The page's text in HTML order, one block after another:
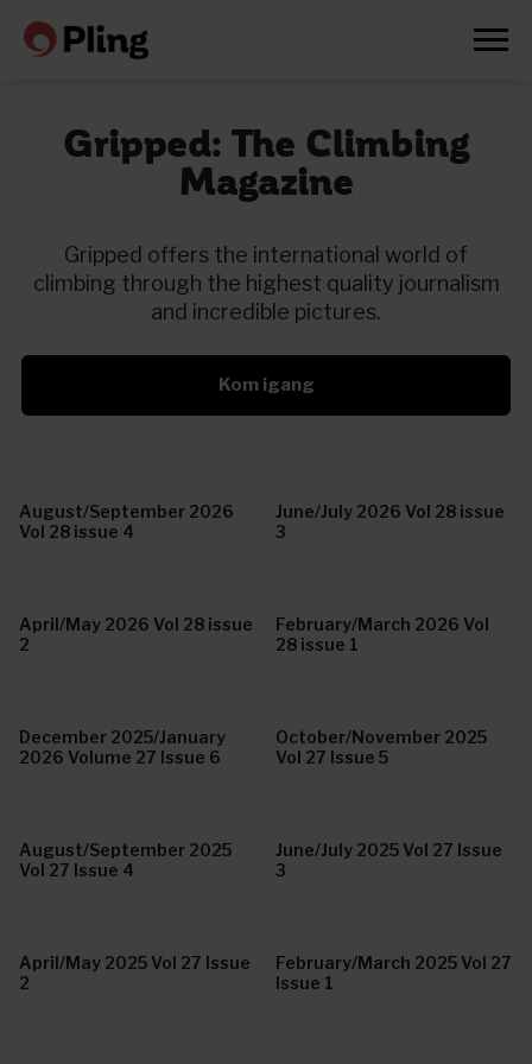
Gripped: The Climbing
Magazine
Gripped offers the international world of
climbing through the highest quality journalism
and incredible pictures.
Kom igang
August/September 2026
Vol 28 issue 4
June/July 2026 Vol 28 issue
3
April/May 2026 Vol 28 issue
2
February/March 2026 Vol
28 issue 1
December 2025/January
2026 Volume 27 Issue 6
October/November 2025
Vol 27 Issue 5
August/September 2025
Vol 27 Issue 4
June/July 2025 Vol 27 Issue
3
April/May 2025 Vol 27 Issue
2
February/March 2025 Vol 27
Issue 1